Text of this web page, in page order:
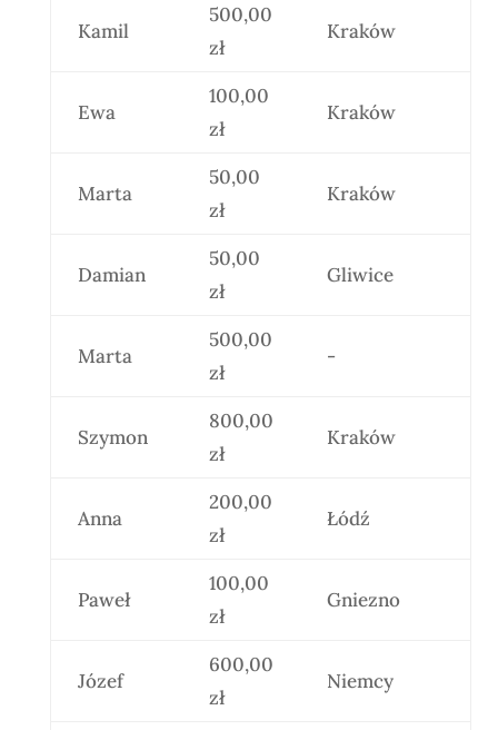
Kamil
500,00
zł
Kraków
Ewa
100,00
zł
Kraków
Marta
50,00
zł
Kraków
Damian
50,00
zł
Gliwice
Marta
500,00
zł
-
Szymon
800,00
zł
Kraków
Anna
200,00
zł
Łódź
Paweł
100,00
zł
Gniezno
Józef
600,00
zł
Niemcy